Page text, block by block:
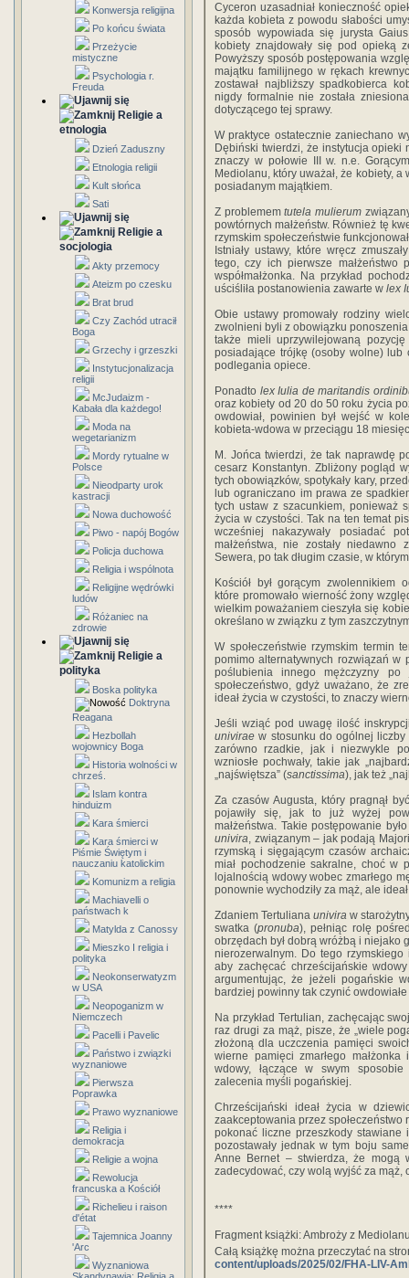
Konwersja religijna
Po końcu świata
Przeżycie
mistyczne
Psychologia r.
Freuda
Religie a
etnologia
Dzień Zaduszny
Etnologia religii
Kult słońca
Sati
Religie a
socjologia
Akty przemocy
Ateizm po czesku
Brat brud
Czy Zachód utracił
Boga
Grzechy i grzeszki
Instytucjonalizacja
religii
McJudaizm -
Kabała dla każdego!
Moda na
wegetarianizm
Mordy rytualne w
Polsce
Nieodparty urok
kastracji
Nowa duchowość
Piwo - napój Bogów
Policja duchowa
Religia i wspólnota
Religijne wędrówki
ludów
Różaniec na
zdrowie
Religie a
polityka
Boska polityka
Doktryna
Reagana
Hezbollah
wojownicy Boga
Historia wolności w
chrześ.
Islam kontra
hinduizm
Kara śmierci
Kara śmierci w
Piśmie Świętym i
nauczaniu katolickim
Komunizm a religia
Machiavelli o
państwach k
Matylda z Canossy
Mieszko I religia i
polityka
Neokonserwatyzm
w USA
Neopoganizm w
Niemczech
Pacelli i Pavelic
Państwo i związki
wyznaniowe
Pierwsza
Poprawka
Prawo wyznaniowe
Religia i
demokracja
Religie a wojna
Rewolucja
francuska a Kościół
Richelieu i raison
d'état
Tajemnica Joanny
'Arc
Wyznaniowa
Cyceron uzasadniał konieczność
każda kobieta z powodu słabości
sposób wypowiada się jurysta
kobiety znajdowały się pod opieką
Powyższy sposób postępowania
majątku familijnego w rękach
zostawał najbliższy spadkobierca
nigdy formalnie nie została
dotyczącego tej sprawy.
W praktyce ostatecznie zaniechano
Dębiński twierdzi, że instytucja opieki
znaczy w połowie III w. n.e.
Mediolanu, który uważał, że kobiety,
posiadanym majątkiem.
Z problememtutela mulierum
powtórnych małżeństw. Również tę
rzymskim społeczeństwie
Istniały ustawy, które wręcz
tego, czy ich pierwsze małżeństwo
współmałżonka. Na przykład
uściśliła postanowienia zawarte w lex
Obie ustawy promowały rodziny
zwolnieni byli z obowiązku
także mieli uprzywilejowaną
posiadające trójkę (osoby wolne)
podlegania opiece.
Ponadto lex Iulia de maritandis
oraz kobiety od 20 do 50 roku życia
owdowiał, powinien był wejść w
kobieta-wdowa w przeciągu 18
M. Jońca twierdzi, że tak naprawdę
cesarz Konstantyn. Zbliżony pogląd
tych obowiązków, spotykały kary,
lub ograniczano im prawa ze
tych ustaw z szacunkiem, ponieważ
życia w czystości. Tak na ten temat
wcześniej nakazywały posiadać
małżeństwa, nie zostały
Sewera, po tak długim czasie, w
Kościół był gorącym zwolennikiem
które promowało wierność żony
wielkim poważaniem cieszyła się
określano w związku z tym
W społeczeństwie rzymskim termin
pomimo alternatywnych rozwiązań w
poślubienia innego mężczyzny
społeczeństwo, gdyż uważano, że
ideał życia w czystości, to znaczy
Jeśli wziąć pod uwagę ilość
univirae w stosunku do ogólnej liczby
zarówno rzadkie, jak i niezwykle
wzniosłe pochwały, takie jak
„najświętsza” (sanctissima), jak też
Za czasów Augusta, który pragnął
pojawiły się, jak to już wyżej
małżeństwa. Takie postępowanie
univira, związanym – jak podają
rzymską i sięgającym czasów
miał pochodzenie sakralne, choć w
lojalnością wdowy wobec zmarłego
ponownie wychodziły za mąż, ale ideał
Zdaniem Tertulianaunivira w
swatka (pronuba), pełniąc rolę
obrzędach był dobrą wróżbą i niejako
nierozerwalnym. Do tego rzymskiego
aby zachęcać chrześcijańskie
argumentując, że jeżeli pogańskie
bardziej powinny tak czynić
Na przykład Tertulian, zachęcając
raz drugi za mąż, pisze, że „wiele
złożoną dla uczczenia pamięci
wierne pamięci zmarłego
wdowy, łączące w swym
zalecenia myśli pogańskiej.
Chrześcijański ideał życia w
zaakceptowania przez społeczeństwo
pokonać liczne przeszkody stawiane
pozostawały jednak w tym boju
Anne Bernet – stwierdza, że
zadecydować, czy wolą wyjść za
****
Fragment książki: Ambroży z
Całą książkę można przeczytać na
content/uploads/2025/02/FHA-LIV-